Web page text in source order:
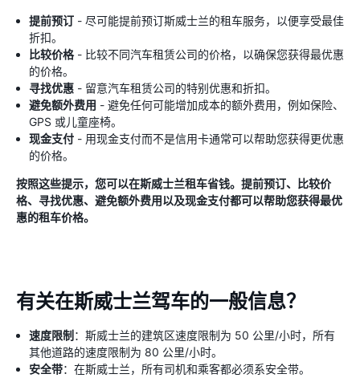
提前预订 - 尽可能提前预订斯威士兰的租车服务，以便享受最佳
折扣。
比较价格- 比较不同汽车租赁公司的价格，以确保您获得最优惠
的价格。
寻找优惠 - 留意汽车租赁公司的特别优惠和折扣。
避免额外费用 - 避免任何可能增加成本的额外费用，例如保险、
GPS 或儿童座椅。
现金支付 - 用现金支付而不是信用卡通常可以帮助您获得更优惠
的价格。
按照这些提示，您可以在斯威士兰租车省钱。提前预订、比较价
格、寻找优惠、避免额外费用以及现金支付都可以帮助您获得最优
惠的租车价格。
有关在斯威士兰驾车的一般信息？
速度限制 ：斯威士兰的建筑区速度限制为 50 公里/小时，所有
其他道路的速度限制为 80 公里/小时。
安全带：在斯威士兰，所有司机和乘客都必须系安全带。